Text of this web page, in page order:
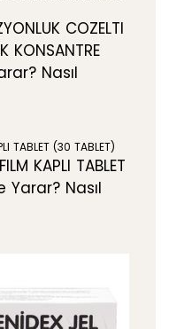
COZELTI
KONSANTRE
Nasıl
KAPLI TABLET
Yarar? Nasıl